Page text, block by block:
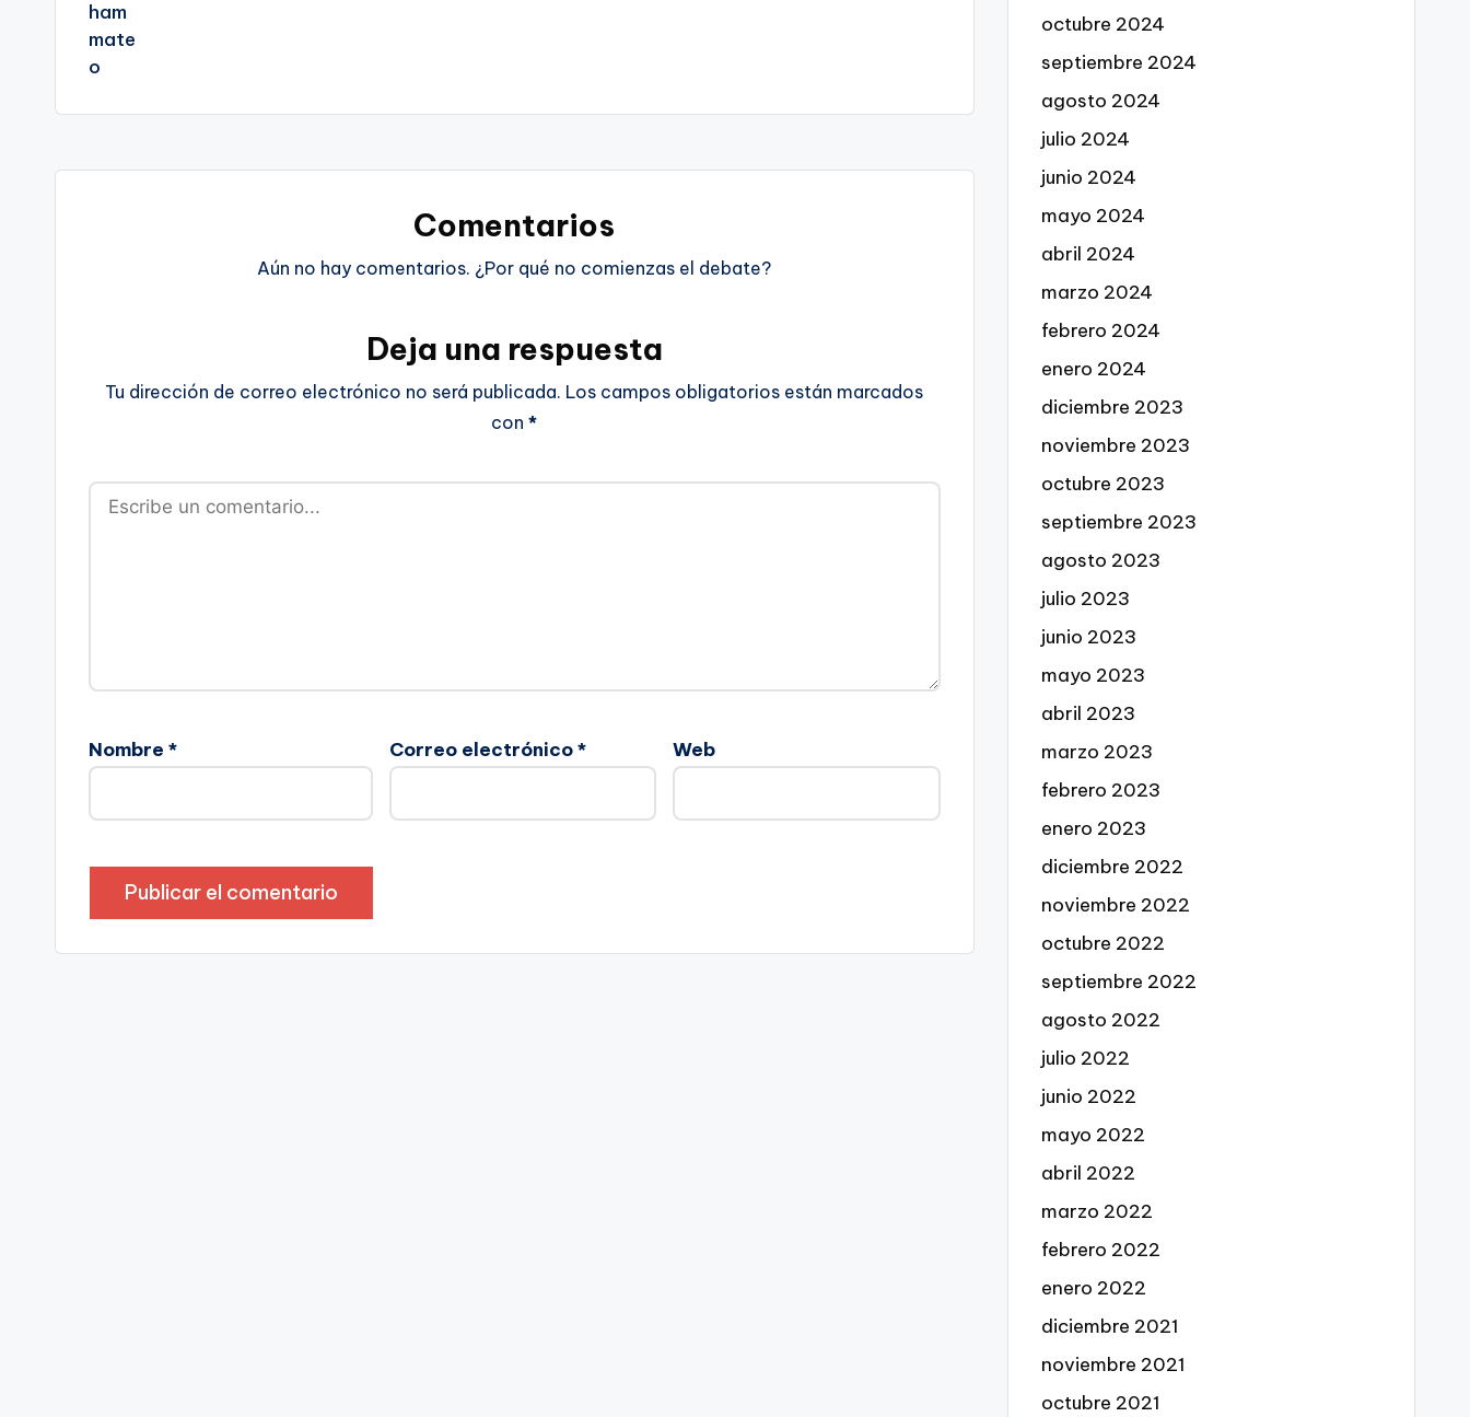
Comentarios
Aún no hay comentarios. ¿Por qué no comienzas el debate?
Deja una respuesta
Tu dirección de correo electrónico no será publicada. Los campos obligatorios están marcados
con*
Nombre * Correo electrónico* Web
octubre 2024
septiembre 2024
agosto 2024
julio 2024
junio 2024
mayo 2024
abril 2024
marzo 2024
febrero 2024
enero 2024
diciembre 2023
noviembre 2023
octubre 2023
septiembre 2023
agosto 2023
julio 2023
junio 2023
mayo 2023
abril 2023
marzo 2023
febrero 2023
enero 2023
diciembre 2022
noviembre 2022
octubre 2022
septiembre 2022
agosto 2022
julio 2022
junio 2022
mayo 2022
abril 2022
marzo 2022
febrero 2022
enero 2022
diciembre 2021
noviembre 2021
octubre 2021